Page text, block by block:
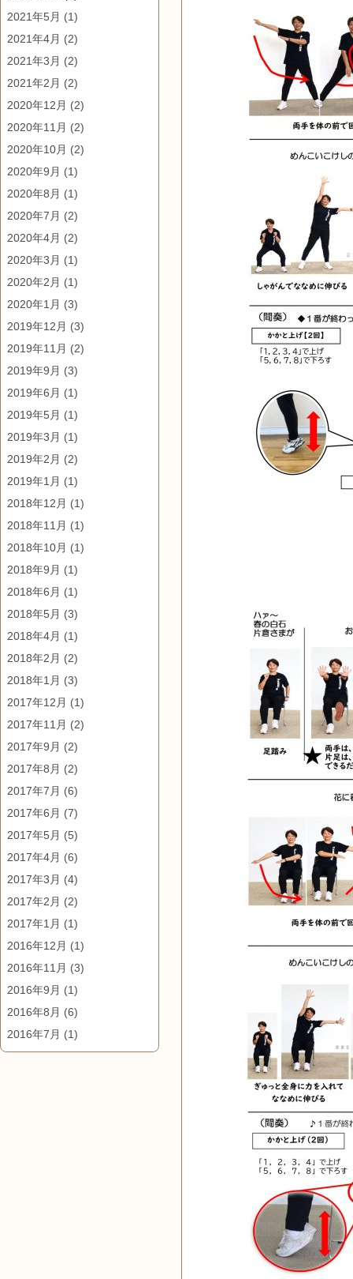
2021年5月 (1)
2021年4月 (2)
2021年3月 (2)
2021年2月 (2)
2020年12月 (2)
2020年11月 (2)
2020年10月 (2)
2020年9月 (1)
2020年8月 (1)
2020年7月 (2)
2020年4月 (2)
2020年3月 (1)
2020年2月 (1)
2020年1月 (3)
2019年12月 (3)
2019年11月 (2)
2019年9月 (3)
2019年6月 (1)
2019年5月 (1)
2019年3月 (1)
2019年2月 (2)
2019年1月 (1)
2018年12月 (1)
2018年11月 (1)
2018年10月 (1)
2018年9月 (1)
2018年6月 (1)
2018年5月 (3)
2018年4月 (1)
2018年2月 (2)
2018年1月 (3)
2017年12月 (1)
2017年11月 (2)
2017年9月 (2)
2017年8月 (2)
2017年7月 (6)
2017年6月 (7)
2017年5月 (5)
2017年4月 (6)
2017年3月 (4)
2017年2月 (2)
2017年1月 (1)
2016年12月 (1)
2016年11月 (3)
2016年9月 (1)
2016年8月 (6)
2016年7月 (1)